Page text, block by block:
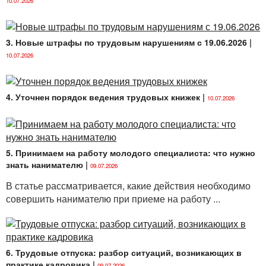
Постановление № 325).
Согласно новой редакции п. 1.2Постановления
№ 325 устанавливаются надбавки:
1) работникам в следующих размерах от тарифной
ставки (тарифного оклада), оклада на период их
имеющим степень секретности «особой
важности» — 8 %;
секретно» — 5 %;
имеющим степень секретности «секретно» —
3 %;
2) работникам подразделений по защите
3. Новые штрафы по трудовым нарушениям с 19.06.2026 |
10.07.2026
4. Уточнен порядок ведения трудовых книжек | 10.07.2026
5. Принимаем на работу молодого специалиста: что нужно
знать нанимателю | 09.07.2026
В статье рассматривается, какие действия необходимо
совершить нанимателю при приеме на работу ...
6. Трудовые отпуска: разбор ситуаций, возникающих в